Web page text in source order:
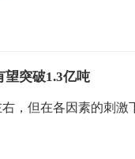
望突破1.3亿吨
，但在各因素的刺激